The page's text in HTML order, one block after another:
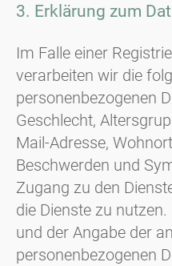
3. Erklärung zum
Im Falle einer
verarbeiten wir die
personenbezogenen
Geschlecht,
Mail-Adresse,
Beschwerden und
Zugang zu den
die Dienste zu
und der Angabe der
personenbezogenen